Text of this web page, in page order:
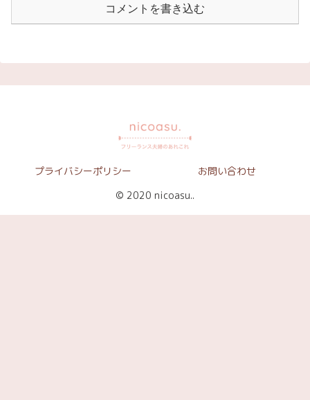
コメントを書き込む
プライバシーポリシー
お問い合わせ
© 2020 nicoasu..